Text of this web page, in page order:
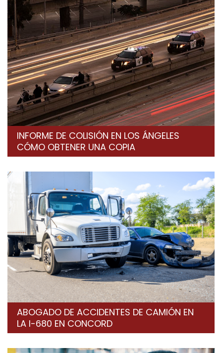
INFORME DE COLISIÓN EN LOS ÁNGELES
CÓMO OBTENER UNA COPIA
ABOGADO DE ACCIDENTES DE CAMIÓN EN
LA I-680 EN CONCORD